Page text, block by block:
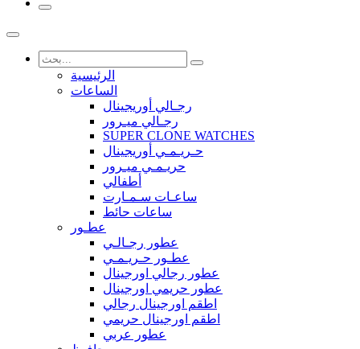
الرئيسية
الساعات
رجـالي أوريجينال
رجـالي ميـرور
SUPER CLONE WATCHES
حـريـمـي أوريجينال
حريـمـي ميـرور
أطفالي
ساعـات سـمـارت
ساعات حائط
عطـور
عطور رجـالـي
عطـور حـريـمـي
عطور رجالي اورجينال
عطور حريمي اورجينال
اطقم اورجينال رجالي
اطقم اورجينال حريمي
عطور عربي